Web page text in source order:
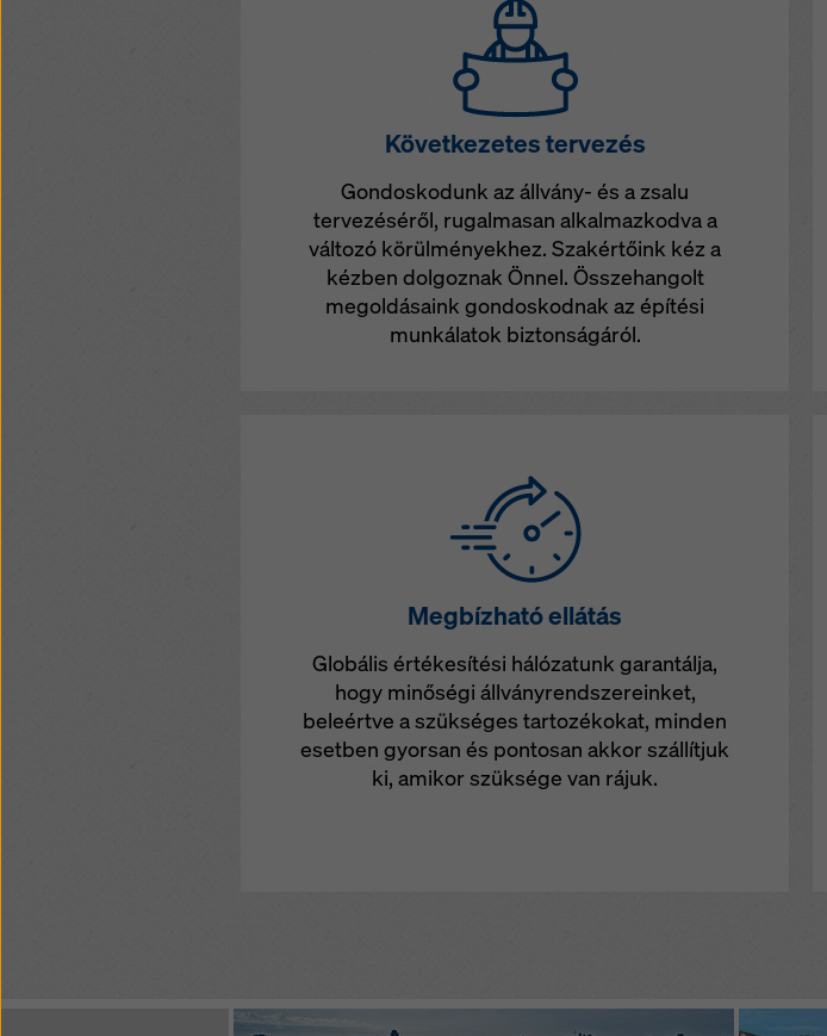
Következetes tervezés
Gondoskodunk az állvány- és a zsalu
tervezéséről, rugalmasan alkalmazkodva a
változó körülményekhez. Szakértőink kéz a
kézben dolgoznak Önnel. Összehangolt
megoldásaink gondoskodnak az építési
munkálatok biztonságáról.
Megbízható ellátás
Globális értékesítési hálózatunk garantálja,
hogy minőségi állványrendszereinket,
beleértve a szükséges tartozékokat, minden
esetben gyorsan és pontosan akkor szállítjuk
ki, amikor szüksége van rájuk.